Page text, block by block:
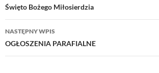
wpisu
Święto Bożego Miłosierdzia
NASTĘPNY WPIS
OGŁOSZENIA PARAFIALNE